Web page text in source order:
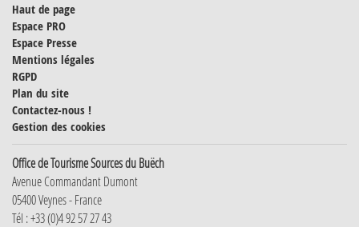
Haut de page
Espace PRO
Espace Presse
Mentions légales
RGPD
Plan du site
Contactez-nous !
Gestion des cookies
Office de Tourisme Sources du Buëch
Avenue Commandant Dumont
05400 Veynes - France
Tél : +33 (0)4 92 57 27 43